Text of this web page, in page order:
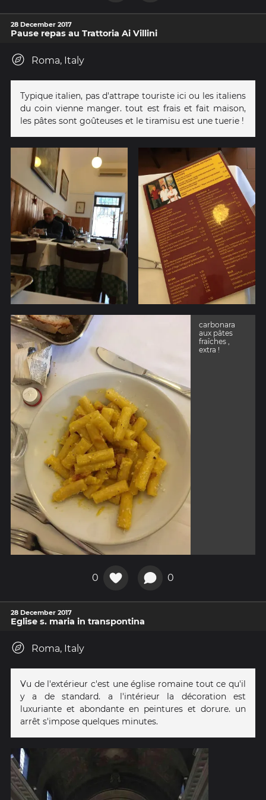
28 December 2017
Pause repas au Trattoria Ai Villini
Roma, Italy
Typique italien, pas d'attrape touriste ici ou les italiens
du coin vienne manger. tout est frais et fait maison,
les pâtes sont goûteuses et le tiramisu est une tuerie !
carbonara
aux pâtes
fraîches ,
extra !
0 0
28 December 2017
Eglise s. maria in transpontina
Roma, Italy
Vu de l'extérieur c'est une église romaine tout ce qu'il
y a de standard. a l'intérieur la décoration est
luxuriante et abondante en peintures et dorure. un
arrêt s'impose quelques minutes.